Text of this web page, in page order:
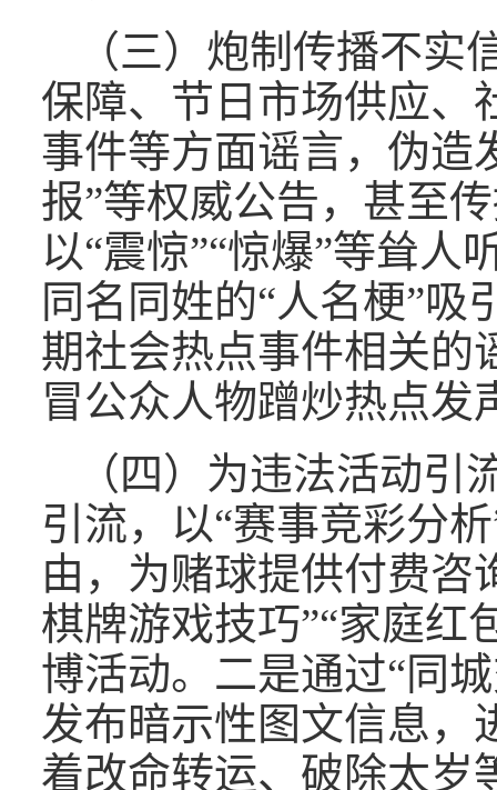
（三）炮制传播不实
保障、节日市场供应、
事件等方面谣言，伪造
报”等权威公告，甚至
以“震惊”“惊爆”等耸人
同名同姓的“人名梗”吸
期社会热点事件相关的
冒公众人物蹭炒热点发
（四）为违法活动引
引流，以“赛事竞彩分
由，为赌球提供付费咨
棋牌游戏技巧”“家庭红
博活动。二是通过“同
发布暗示性图文信息，
着改命转运、破除太岁